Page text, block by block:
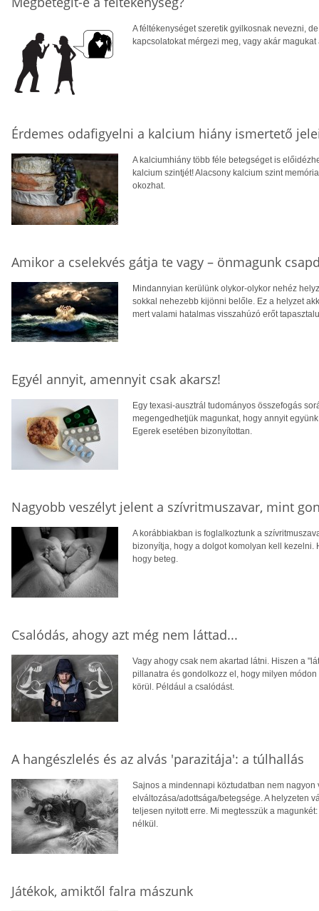
A féltékenységet szeretik gyilkosnak nevezni,
kapcsolatokat mérgezi meg, vagy akár
Érdemes odafigyelni a kalcium hiány ismertető
A kalciumhiány több féle betegséget is
kalcium szintjét! Alacsony kalcium szint
okozhat.
Amikor a cselekvés gátja te vagy – önmagunk
Mindannyian kerülünk olykor-olykor nehéz
sokkal nehezebb kijönni belőle. Ez a helyzet
mert valami hatalmas visszahúzó erőt
Egyél annyit, amennyit csak akarsz!
Egy texasi-ausztrál tudományos összefogás
megengedhetjük magunkat, hogy annyit
Egerek esetében bizonyítottan.
Nagyobb veszélyt jelent a szívritmuszavar, mint
A korábbiakban is foglalkoztunk a
bizonyítja, hogy a dolgot komolyan kell kezelni.
hogy beteg.
Csalódás, ahogy azt még nem láttad...
Vagy ahogy csak nem akartad látni. Hiszen a
pillanatra és gondolkozz el, hogy milyen
körül. Például a csalódást.
A hangészlelés és az alvás 'parazitája': a túlhallás
Sajnos a mindennapi köztudatban nem
elváltozása/adottsága/betegsége. A helyzeten
teljesen nyitott erre. Mi megtesszük a
nélkül.
Játékok, amiktől falra mászunk